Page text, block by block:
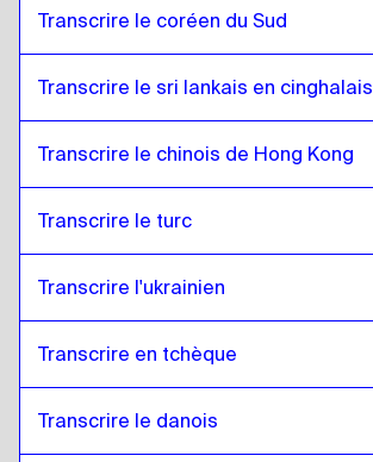
Transcrire le coréen du Sud
Transcrire le sri lankais en cinghalais
Transcrire le chinois de Hong Kong
Transcrire le turc
Transcrire l'ukrainien
Transcrire en tchèque
Transcrire le danois